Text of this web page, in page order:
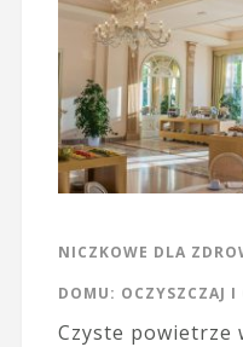
NICZKOWE DLA
DOMU: OCZYSZCZAJ I
Czyste powietrze